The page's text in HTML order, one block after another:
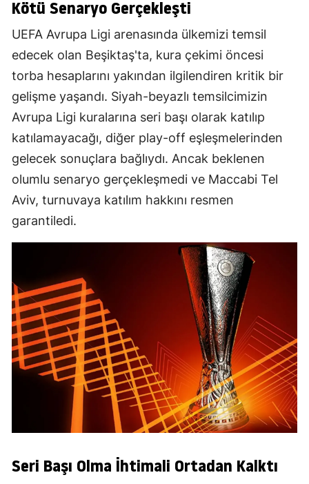
Kötü Senaryo Gerçekleşti
UEFA Avrupa Ligi arenasında ülkemizi temsil
edecek olan Beşiktaş'ta, kura çekimi öncesi
torba hesaplarını yakından ilgilendiren kritik bir
gelişme yaşandı. Siyah-beyazlı temsilcimizin
Avrupa Ligi kuralarına seri başı olarak katılıp
katılamayacağı, diğer play-off eşleşmelerinden
gelecek sonuçlara bağlıydı. Ancak beklenen
olumlu senaryo gerçekleşmedi ve Maccabi Tel
Aviv, turnuvaya katılım hakkını resmen
garantiledi.
Seri Başı Olma İhtimali Ortadan Kalktı